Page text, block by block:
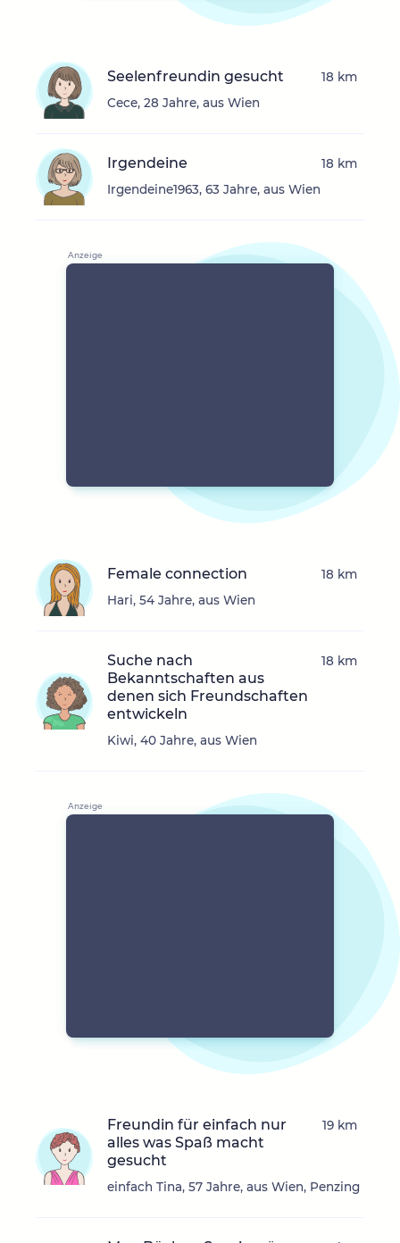
Seelenfreundin gesucht
Cece, 28 Jahre, aus Wien
18 km
Irgendeine
Irgendeine1963, 63 Jahre, aus Wien
18 km
Female connection
Hari, 54 Jahre, aus Wien
18 km
Suche nach
Bekanntschaften aus
denen sich Freundschaften
entwickeln
Kiwi, 40 Jahre, aus Wien
18 km
Freundin für einfach nur
alles was Spaß macht
gesucht
einfach Tina, 57 Jahre, aus Wien, Penzing
19 km